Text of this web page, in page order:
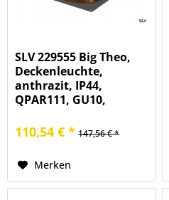
SLV 229555 Big Theo,
Deckenleuchte,
anthrazit, IP44,
QPAR111, GU10,
110,54 € * 147,56 € *
Merken